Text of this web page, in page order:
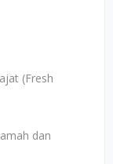
(Fresh
dan